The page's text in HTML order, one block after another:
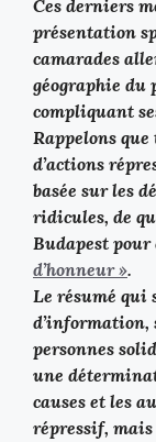
Ces derniers
présentation
camarades
géographie du
compliquant
Rappelons
d’actions
basée sur les
ridicules, de
Budapest
d’honneur ».
Le résumé qui
d’information,
personnes
une
causes et les
répressif,